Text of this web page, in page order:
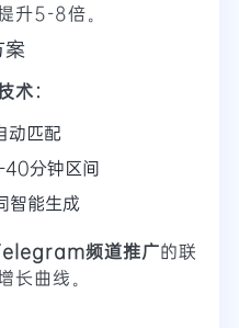
升5-8倍。
案
术：
动匹配
40分钟区间
智能生成
频道推广的联
长曲线。